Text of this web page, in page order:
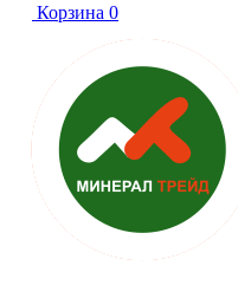
Корзина 0